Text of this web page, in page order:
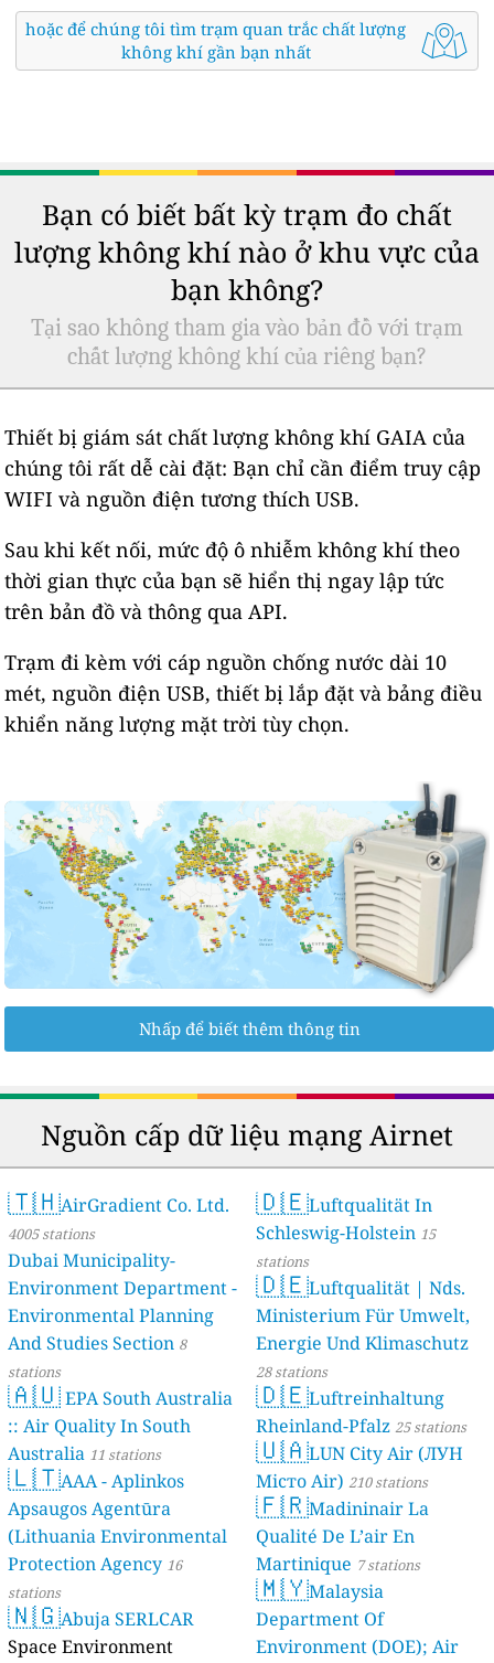
hoặc để chúng tôi tìm trạm quan trắc chất lượng
không khí gần bạn nhất
Bạn có biết bất kỳ trạm đo chất
lượng không khí nào ở khu vực của
bạn không?
Tại sao không tham gia vào bản đồ với trạm
chất lượng không khí của riêng bạn?
Thiết bị giám sát chất lượng không khí GAIA của
chúng tôi rất dễ cài đặt: Bạn chỉ cần điểm truy cập
WIFI và nguồn điện tương thích USB.
Sau khi kết nối, mức độ ô nhiễm không khí theo
thời gian thực của bạn sẽ hiển thị ngay lập tức
trên bản đồ và thông qua API.
Trạm đi kèm với cáp nguồn chống nước dài 10
mét, nguồn điện USB, thiết bị lắp đặt và bảng điều
khiển năng lượng mặt trời tùy chọn.
Nhấp để biết thêm thông tin
Nguồn cấp dữ liệu mạng Airnet
🇹🇭AirGradient Co. Ltd.
4005 stations
Dubai Municipality-
Environment Department -
Environmental Planning
And Studies Section 8
stations
🇦🇺EPA South Australia
:: Air Quality In South
Australia 11 stations
🇱🇹AAA - Aplinkos
Apsaugos Agentūra
(Lithuania Environmental
Protection Agency 16
stations
🇳🇬Abuja SERLCAR
Space Environment
🇩🇪Luftqualität In
Schleswig-Holstein 15
stations
🇩🇪Luftqualität | Nds.
Ministerium Für Umwelt,
Energie Und Klimaschutz
28 stations
🇩🇪Luftreinhaltung
Rheinland-Pfalz 25 stations
🇺🇦LUN City Air (ЛУН
Місто Air) 210 stations
🇫🇷Madininair La
Qualité De L’air En
Martinique 7 stations
🇲🇾Malaysia
Department Of
Environment (DOE); Air